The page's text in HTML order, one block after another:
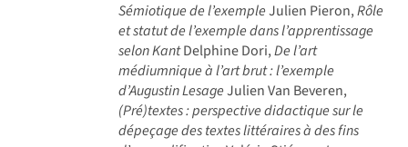
Sémiotique de l’exempleJulien Pieron,Rôle
et statut de l’exemple dans l’apprentissage
selon KantDelphine Dori,De l’art
médiumnique à l’art brut : l’exemple
d’Augustin LesageJulien Van Beveren,
(Pré)textes : perspective didactique sur le
dépeçage des textes littéraires à des fins